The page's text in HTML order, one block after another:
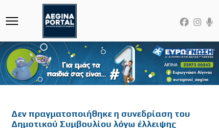
Δεν πραγματοποιήθηκε η συνεδρίαση του
Δημοτικού Συμβουλίου λόγω έλλειψης